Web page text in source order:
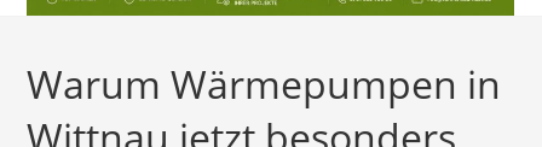
Warum Wärmepumpen in